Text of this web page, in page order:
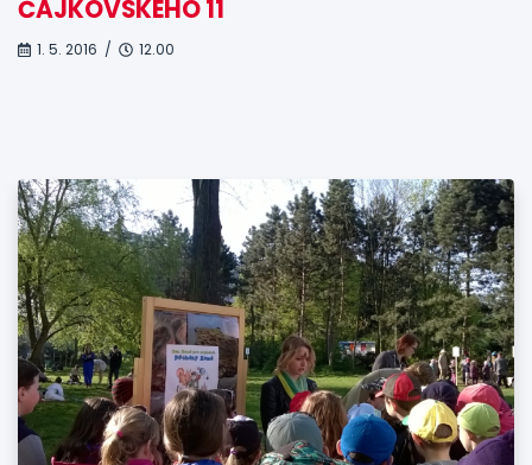
ČAJKOVSKÉHO 11
1. 5. 2016 / 12.00